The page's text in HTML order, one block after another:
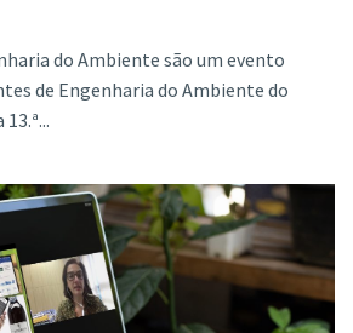
do Ambiente são um evento
de Engenharia do Ambiente do